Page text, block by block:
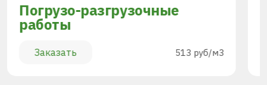
Погрузо-разгрузочные
работы
Заказать 513 руб/м3